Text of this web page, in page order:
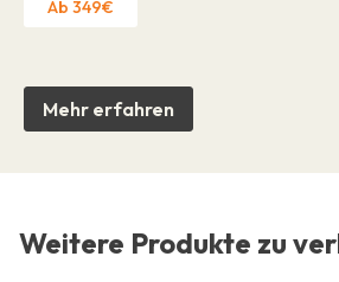
Ab 349€
Mehr erfahren
Weitere Produkte zu